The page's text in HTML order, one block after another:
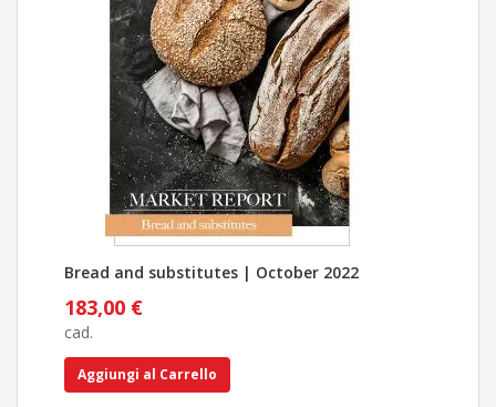
Bread and substitutes | October 2022
183,00 €
cad.
Aggiungi al Carrello